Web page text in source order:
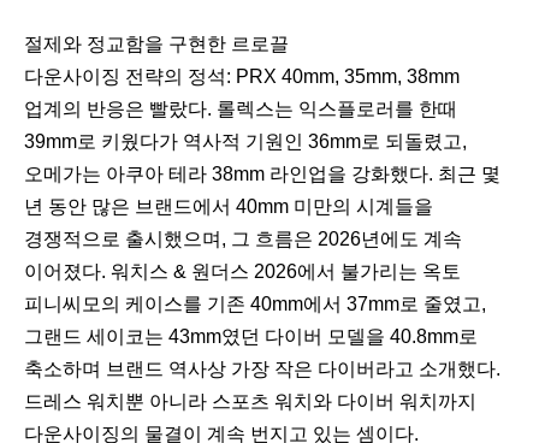
절제와 정교함을 구현한 르로끌
다운사이징 전략의 정석: PRX 40mm, 35mm, 38mm
업계의 반응은 빨랐다. 롤렉스는 익스플로러를 한때
39mm로 키웠다가 역사적 기원인 36mm로 되돌렸고,
오메가는 아쿠아 테라 38mm 라인업을 강화했다. 최근 몇
년 동안 많은 브랜드에서 40mm 미만의 시계들을
경쟁적으로 출시했으며, 그 흐름은 2026년에도 계속
이어졌다. 워치스 & 원더스 2026에서 불가리는 옥토
피니씨모의 케이스를 기존 40mm에서 37mm로 줄였고,
그랜드 세이코는 43mm였던 다이버 모델을 40.8mm로
축소하며 브랜드 역사상 가장 작은 다이버라고 소개했다.
드레스 워치뿐 아니라 스포츠 워치와 다이버 워치까지
다운사이징의 물결이 계속 번지고 있는 셈이다.